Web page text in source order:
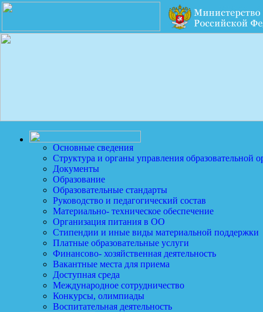
Основные сведения
Структура и органы управления образовательной
Документы
Образование
Образовательные стандарты
Руководство и педагогический состав
Материально- техническое обеспечение
Организация питания в ОО
Стипендии и иные виды материальной поддержки
Платные образовательные услуги
Финансово- хозяйственная деятельность
Вакантные места для приема
Доступная среда
Международное сотрудничество
Конкурсы, олимпиады
Воспитательная деятельность